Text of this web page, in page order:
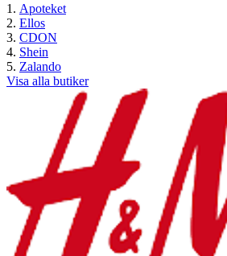
Apoteket
Ellos
CDON
Shein
Zalando
Visa alla butiker